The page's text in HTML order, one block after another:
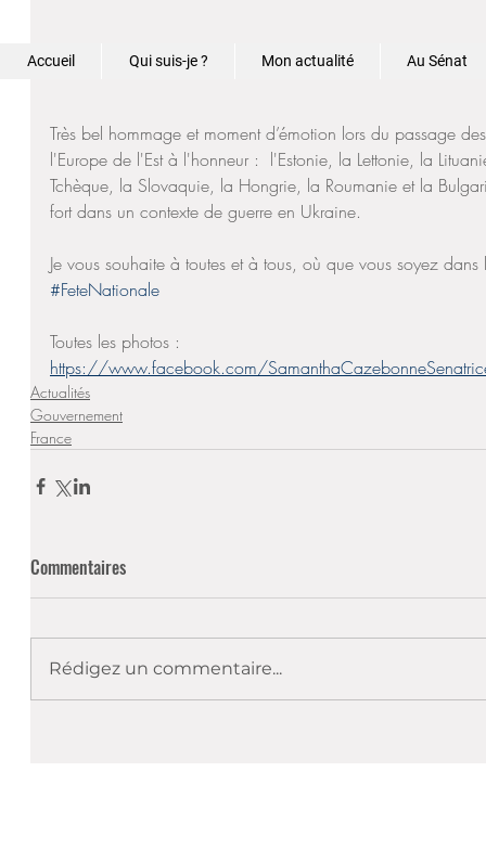
Très bel hommage et moment d’émotion lors du passage
l'Europe de l'Est à l'honneur :  l'Estonie, la Lettonie, la
Tchèque, la Slovaquie, la Hongrie, la Roumanie et la
fort dans un contexte de guerre en Ukraine.
Je vous souhaite à toutes et à tous, où que vous soyez
#FeteNationale
Toutes les photos :
https://www.facebook.com/
Actualités
Gouvernement
France
Commentaires
Rédigez un commentaire...
Accueil Qui suis-je ? Mon actualité Au Sénat